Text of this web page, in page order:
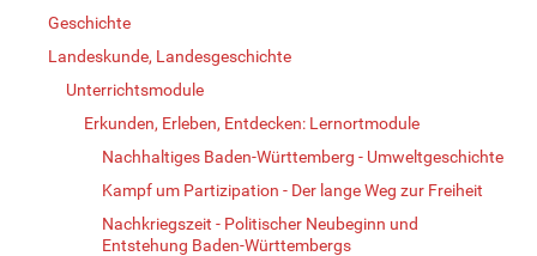
Geschichte
Landeskunde, Landesgeschichte
Unterrichtsmodule
Erkunden, Erleben, Entdecken: Lernortmodule
Nachhaltiges Baden-Württemberg - Umweltgeschichte
Kampf um Partizipation - Der lange Weg zur Freiheit
Nachkriegszeit - Politischer Neubeginn und
Entstehung Baden-Württembergs